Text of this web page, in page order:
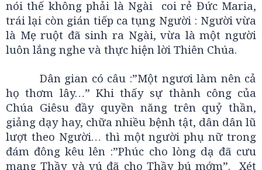
nói thế không phải là Ngài coi rẻ Đức Maria,
trái lại còn gián tiếp ca tụng Người : Người vừa
là Mẹ ruột đã sinh ra Ngài, vừa là một người
luôn lắng nghe và thực hiện lời Thiên Chúa.
Dân gian có câu :”Một ngươi làm nên cả
họ thơm lây…” Khi thấy sự thành công của
Chúa Giêsu đầy quyền năng trên quỷ thần,
giảng dạy hay, chữa nhiều bệnh tật, dân dân lũ
lượt theo Người… thì một người phụ nữ trong
đám đông kêu lên :”Phúc cho lòng dạ đã cưu
mang Thầy và vú đã cho Thầy bú mớm”. Xét